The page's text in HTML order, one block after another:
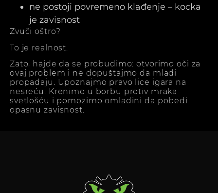
ne postoji povremeno klađenje – kocka
je zavisnost
Zvuči oštro?
To je realnost.
Zato, hajde da se probudimo: otvorimo oči za
ovaj problem i ne dopuštajmo da mladi
propadaju. Upoznajmo pravo lice igara na
nesreću. Krenimo u borbu protiv mraka
svetlošću i pomozimo omladini da pobedi
opasnu zavisnost.